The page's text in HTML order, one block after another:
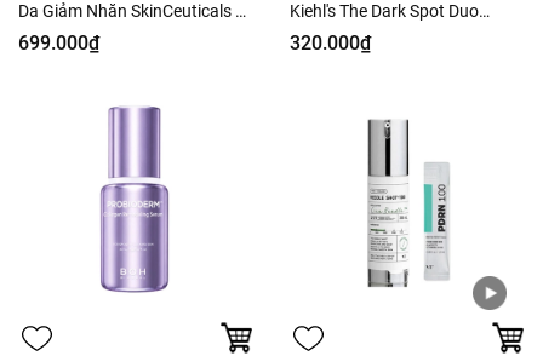
Da Giảm Nhăn SkinCeuticals C
E Ferulic 15ml - Fullbox Hàng
699.000₫
Kiehl's The Dark Spot Duo
Brightening Fullbox
320.000₫